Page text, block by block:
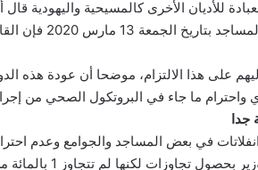
للأديان الأخرى كالمسيحية واليهودية
غلق الجوامع
على هذا الالتزام، موضحا أن عودة هذه
جدا
في بعض المساجد والجوامع وعدم
الشامل، أقر